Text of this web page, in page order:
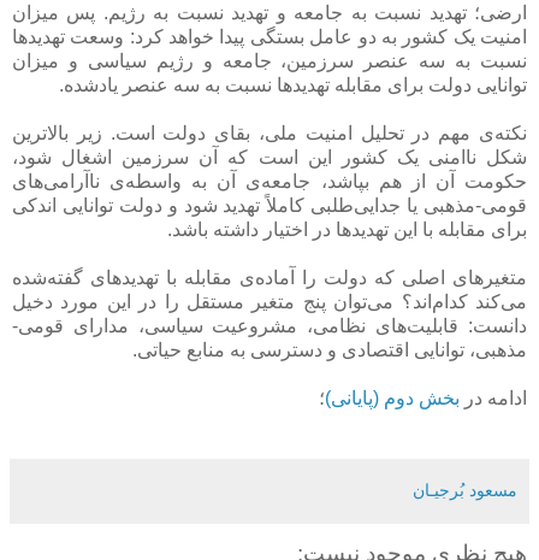
ارضی؛ تهدید نسبت به جامعه و تهدید نسبت به رژیم. پس میزان
امنیت یک کشور به دو عامل بستگی پیدا خواهد کرد: وسعت تهدیدها
نسبت به سه عنصر سرزمین، جامعه و رژیم سیاسی و میزان
توانایی دولت برای مقابله تهدیدها نسبت به سه عنصر یادشده.
نکته‌ی مهم در تحلیل امنیت ملی، بقای دولت است. زیر بالاترین
شکل ناامنی یک کشور این است که آن سرزمین اشغال شود،
حکومت آن از هم بپاشد، جامعه‌ی آن به واسطه‌ی ناآرامی‌های
قومی-مذهبی یا جدایی‌طلبی کاملاً تهدید شود و دولت توانایی اندکی
برای مقابله با این تهدیدها در اختیار داشته باشد.
متغیرهای اصلی که دولت را آماده‌ی مقابله با تهدیدهای گفته‌شده
می‌کند کدام‌اند؟ می‌توان پنج متغیر مستقل را در این مورد دخیل
دانست: قابلیت‌های نظامی، مشروعیت سیاسی، مدارای قومی-
مذهبی، توانایی اقتصادی و دسترسی به منابع حیاتی.
ادامه در بخش دوم (پایانی)؛
مسعود بُرجيـان
هیچ نظری موجود نیست: